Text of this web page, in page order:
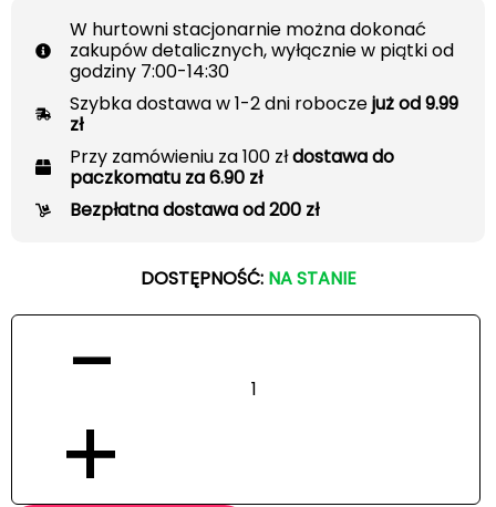
W hurtowni stacjonarnie można dokonać
zakupów detalicznych, wyłącznie w piątki od
godziny 7:00-14:30
Szybka dostawa w 1-2 dni roboczejuż od 9.99
zł
Przy zamówieniu za 100 złdostawa do
paczkomatu za 6.90 zł
Bezpłatna dostawa od 200 zł
DOSTĘPNOŚĆ: NA STANIE
−
+